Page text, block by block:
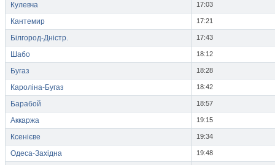
Кулевча 17:03
Кантемир 17:21
Білгород-Дністр. 17:43
Шабо 18:12
Бугаз 18:28
Кароліна-Бугаз 18:42
Барабой 18:57
Аккаржа 19:15
Ксенієве 19:34
Одеса-Західна 19:48